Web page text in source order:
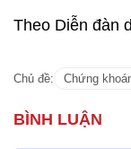
Theo Diễn đàn
Chủ đề: Chứng